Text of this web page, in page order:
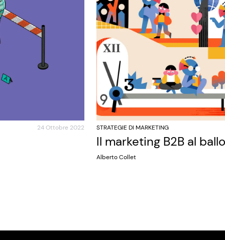
24 Ottobre 2022 STRATEGIE DI MARKETING
Il marketing B2B al
Alberto Collet